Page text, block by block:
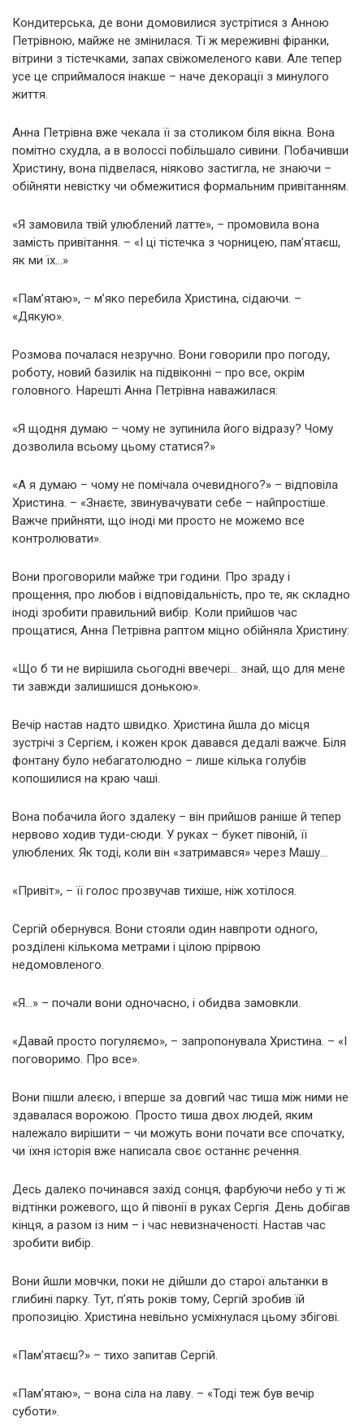
Кондитерська, де вони домовилися зустрітися з Анною
Петрівною, майже не змінилася. Ті ж мереживні фіранки,
вітрини з тістечками, запах свіжомеленого кави. Але тепер
усе це сприймалося інакше – наче декорації з минулого
життя.
Анна Петрівна вже чекала її за столиком біля вікна. Вона
помітно схудла, а в волоссі побільшало сивини. Побачивши
Христину, вона підвелася, ніяково застигла, не знаючи –
обійняти невістку чи обмежитися формальним привітанням.
«Я замовила твій улюблений латте», – промовила вона
замість привітання. – «І ці тістечка з чорницею, пам’ятаєш,
як ми їх…»
«Пам’ятаю», – м’яко перебила Христина, сідаючи. –
«Дякую».
Розмова почалася незручно. Вони говорили про погоду,
роботу, новий базилік на підвіконні – про все, окрім
головного. Нарешті Анна Петрівна наважилася:
«Я щодня думаю – чому не зупинила його відразу? Чому
дозволила всьому цьому статися?»
«А я думаю – чому не помічала очевидного?» – відповіла
Христина. – «Знаєте, звинувачувати себе – найпростіше.
Важче прийняти, що іноді ми просто не можемо все
контролювати».
Вони проговорили майже три години. Про зраду і
прощення, про любов і відповідальність, про те, як складно
іноді зробити правильний вибір. Коли прийшов час
прощатися, Анна Петрівна раптом міцно обійняла Христину:
«Що б ти не вирішила сьогодні ввечері… знай, що для мене
ти завжди залишишся донькою».
Вечір настав надто швидко. Христина йшла до місця
зустрічі з Сергієм, і кожен крок давався дедалі важче. Біля
фонтану було небагатолюдно – лише кілька голубів
копошилися на краю чаші.
Вона побачила його здалеку – він прийшов раніше й тепер
нервово ходив туди-сюди. У руках – букет півоній, її
улюблених. Як тоді, коли він «затримався» через Машу…
«Привіт», – її голос прозвучав тихіше, ніж хотілося.
Сергій обернувся. Вони стояли один навпроти одного,
розділені кількома метрами і цілою прірвою
недомовленого.
«Я…» – почали вони одночасно, і обидва замовкли.
«Давай просто погуляємо», – запропонувала Христина. – «І
поговоримо. Про все».
Вони пішли алеєю, і вперше за довгий час тиша між ними не
здавалася ворожою. Просто тиша двох людей, яким
належало вирішити – чи можуть вони почати все спочатку,
чи їхня історія вже написала своє останнє речення.
Десь далеко починався захід сонця, фарбуючи небо у ті ж
відтінки рожевого, що й півонії в руках Сергія. День добігав
кінця, а разом із ним – і час невизначеності. Настав час
зробити вибір.
Вони йшли мовчки, поки не дійшли до старої альтанки в
глибині парку. Тут, п’ять років тому, Сергій зробив їй
пропозицію. Христина невільно усміхнулася цьому збігові.
«Пам’ятаєш?» – тихо запитав Сергій.
«Пам’ятаю», – вона сіла на лаву. – «Тоді теж був вечір
суботи».